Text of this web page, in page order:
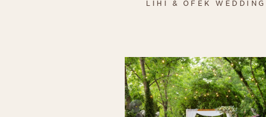
LIHI & OFEK WEDDING